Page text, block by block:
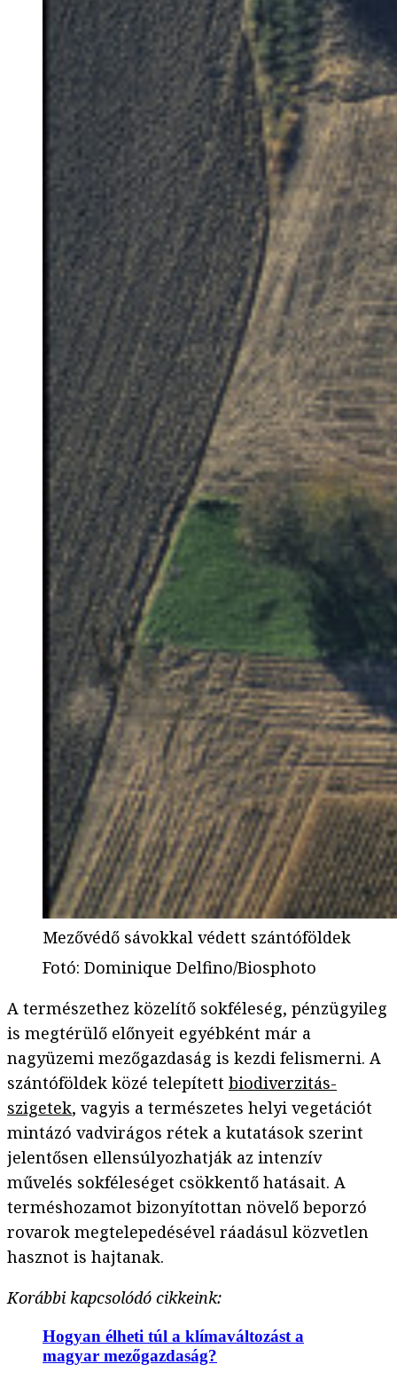
Mezővédő sávokkal védett szántóföldek
Fotó: Dominique Delfino/Biosphoto
A természethez közelítő sokféleség, pénzügyileg
is megtérülő előnyeit egyébként már a
nagyüzemi mezőgazdaság is kezdi felismerni. A
szántóföldek közé telepített biodiverzitás-
szigetek, vagyis a természetes helyi vegetációt
mintázó vadvirágos rétek a kutatások szerint
jelentősen ellensúlyozhatják az intenzív
művelés sokféleséget csökkentő hatásait. A
terméshozamot bizonyítottan növelő beporzó
rovarok megtelepedésével ráadásul közvetlen
hasznot is hajtanak.
Korábbi kapcsolódó cikkeink:
Hogyan élheti túl a klímaváltozást a
magyar mezőgazdaság?